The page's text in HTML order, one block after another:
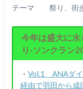
テーマ 祭り、街歩
今年は盛大に
り-ソンクラン
・Vol.1 ANAダイ
経由で羽田から成